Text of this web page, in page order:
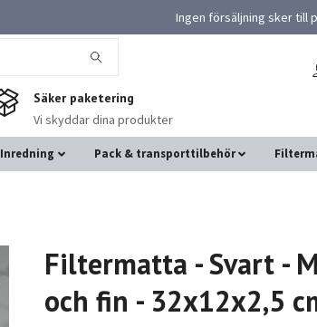
Ingen försäljning sker till
Säker paketering
Vi skyddar dina produkter
Inredning Pack & transporttilbehör
Filtermatta - Svart -
och fin - 32x12x2,5